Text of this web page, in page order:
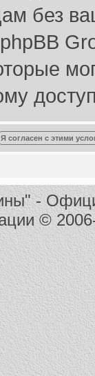
без
-
©